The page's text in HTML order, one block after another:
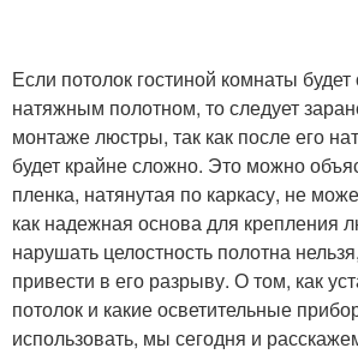
Если потолок гостиной комнаты
натяжным полотном, то следует
монтаже люстры, так как после его
будет крайне сложно. Это можно
пленка, натянутая по каркасу, не
как надежная основа для крепления
нарушать целостность полотна
привести в его разрыву. О том, как
потолок и какие осветительные
использовать, мы сегодня и